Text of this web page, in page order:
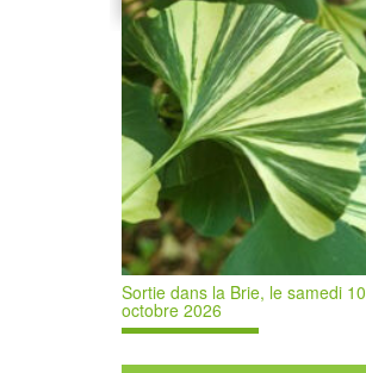
Sortie dans la Brie, le samedi 10
octobre 2026